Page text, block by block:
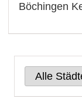
Böchingen